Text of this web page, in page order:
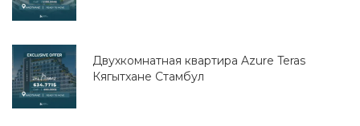
Двухкомнатная квартира Azure Teras
Кягытхане Стамбул